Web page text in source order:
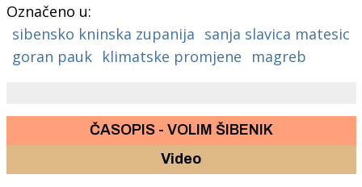
Označeno u:
sibensko kninska zupanija sanja slavica matesic
goran pauk klimatske promjene magreb
ČASOPIS - VOLIM ŠIBENIK
Video